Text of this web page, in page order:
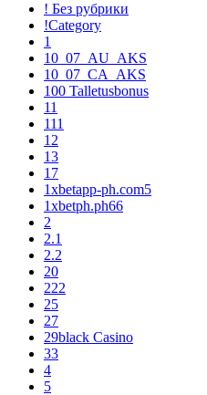
! Без рубрики
!Category
1
10_07_AU_AKS
10_07_CA_AKS
100 Talletusbonus
11
111
12
13
17
1xbetapp-ph.com5
1xbetph.ph66
2
2.1
2.2
20
222
25
27
29black Casino
33
4
5